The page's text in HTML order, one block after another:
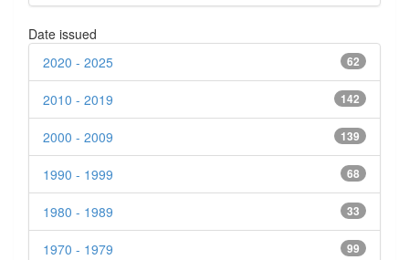
Date issued
62
2020 - 2025
142
2010 - 2019
139
2000 - 2009
68
1990 - 1999
33
1980 - 1989
99
1970 - 1979